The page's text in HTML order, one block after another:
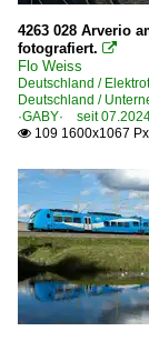
4263 028 Arverio
fotografiert. 
Flo Weiss
Deutschland /
Deutschland /
·GABY· seit
 109 1600x1067